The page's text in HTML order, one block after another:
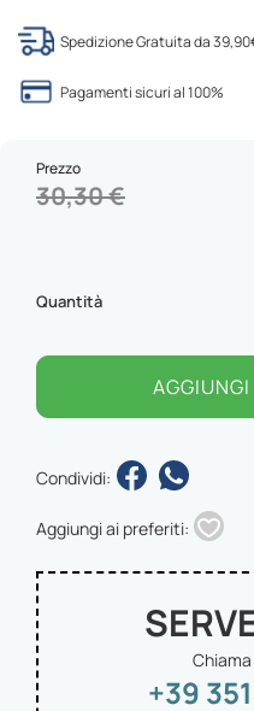
Spedizione Gratuita da
Pagamenti sicuri al 100%
Prezzo
30,30 €
Quantità
Condividi:
Aggiungi ai preferiti:
+39